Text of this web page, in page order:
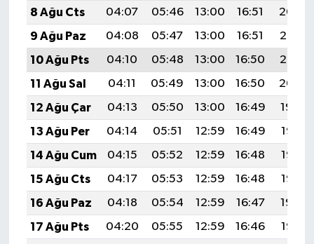
8 Ağu Cts
04:07 05:46 13:00 16:51
20:04
9 Ağu Paz
04:08 05:47 13:00 16:51
20:03
10 Ağu Pts
04:10 05:48 13:00 16:50
20:02
11 Ağu Sal
04:11 05:49 13:00 16:50
20:00
12 Ağu Çar
04:13 05:50 13:00 16:49
19:59
13 Ağu Per
04:14 05:51 12:59 16:49
19:58
14 Ağu Cum
04:15 05:52 12:59 16:48
19:57
15 Ağu Cts
04:17 05:53 12:59 16:48
19:55
16 Ağu Paz
04:18 05:54 12:59 16:47
19:54
17 Ağu Pts
04:20 05:55 12:59 16:46
19:52